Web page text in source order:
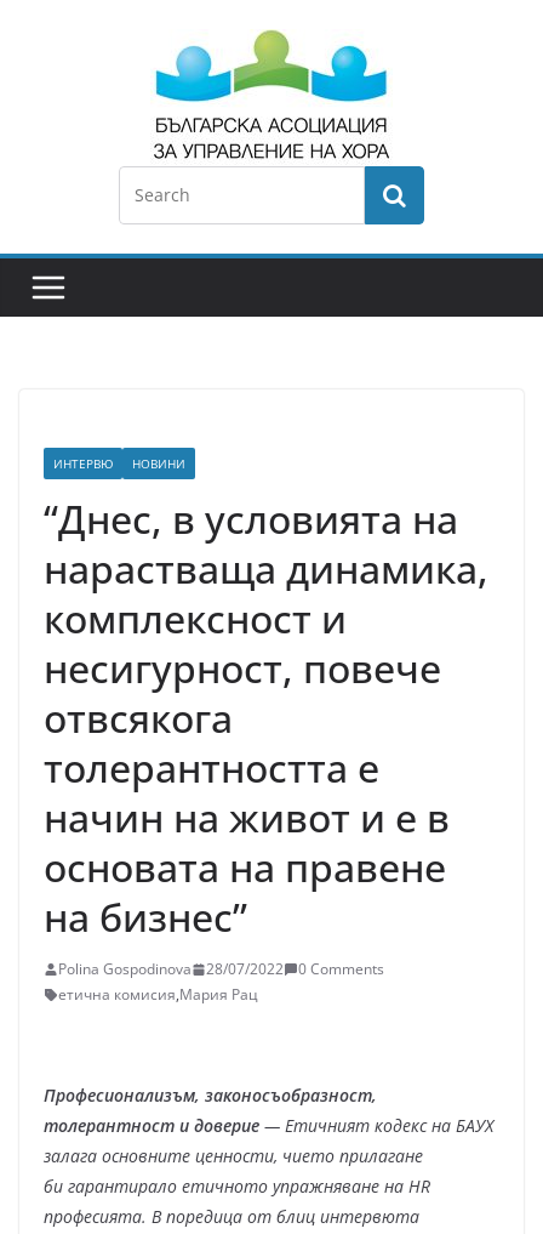
ИНТЕРВЮ НОВИНИ
“Днес, в условията на
нарастваща динамика,
комплексност и
несигурност, повече
отвсякога
толерантността е
начин на живот и е в
основата на правене
на бизнес”
Polina Gospodinova 28/07/2022
0 Comments
етична комисия,Мария Рац
Професионализъм, законосъобразност,
толерантност и доверие — Етичният кодекс на БАУХ
залага основните ценности, чието прилагане
би гарантирало етичното упражняване на HR
професията. В поредица от блиц интервюта